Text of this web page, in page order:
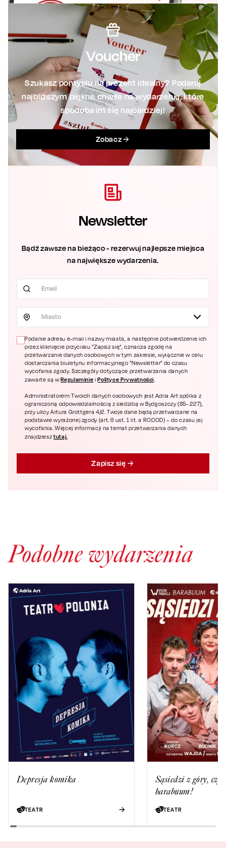
Voucher
Szukasz pomysłu na prezent idealny? Podaruj
najbliższym piękne chwile na wydarzeniu, które
spodoba im się najbardziej!
Zobacz
Newsletter
Bądź zawsze na bieżąco - rezerwuj najlepsze miejsca
na największe wydarzenia.
Miasto
Podanie adresu e-mail i nazwy miasta, a następnie potwierdzenie ich
przez kliknięcie przycisku "Zapisz się", oznacza zgodę na
przetwarzanie danych osobowych w tym zakresie, wyłącznie w celu
dostarczania biuletynu informacyjnego "Newsletter" do czasu
wycofania zgody. Szczegóły dotyczące przetwarzania danych
zawarte są wRegulaminie iPolityce Prywatności.
Administratorem Twoich danych osobowych jest Adria Art spółka z
ograniczoną odpowiedzialnością z siedzibą w Bydgoszczy (85- 227),
przy ulicy Artura Grottgera 4/2. Twoje dane będą przetwarzane na
podstawie wyrażonej zgody (art. 6 ust. 1 lit. a RODOD) – do czasu jej
wycofania. Więcej informacji na temat przetwarzania danych
znajdziesztutaj.
Zapisz się
Podobne wydarzenia
Depresja komika
TEATR
Sąsiedzi z góry, czyli
barabuum!
TEATR